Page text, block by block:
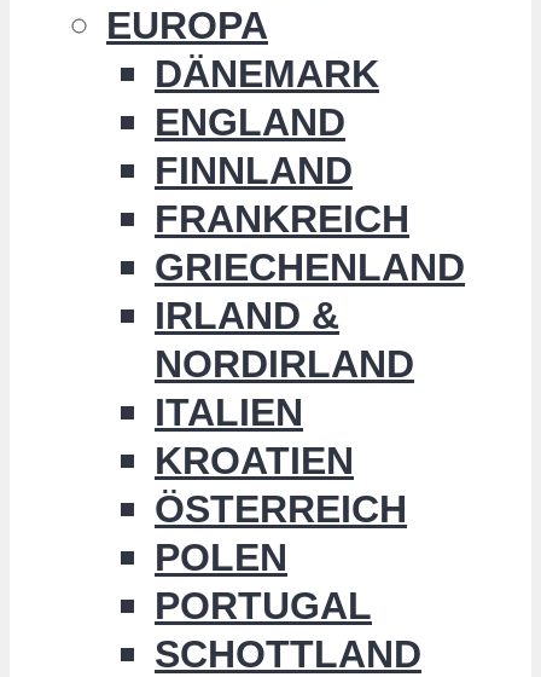
EUROPA
DÄNEMARK
ENGLAND
FINNLAND
FRANKREICH
GRIECHENLAND
IRLAND &
NORDIRLAND
ITALIEN
KROATIEN
ÖSTERREICH
POLEN
PORTUGAL
SCHOTTLAND